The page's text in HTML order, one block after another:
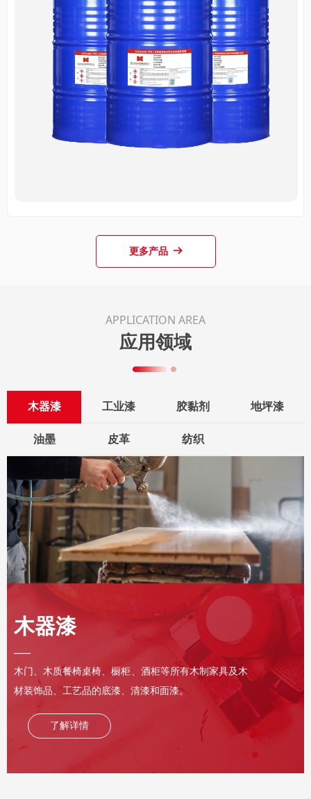
封闭型异氰酸酯固化剂
更多产品 뀠
木器漆 工业漆 胶黏剂 地坪漆
油墨 皮革 纺织
木器漆
—
木门、木质餐椅桌椅、橱柜、酒柜等所有木制家具及木
材装饰品、工艺品的底漆、清漆和面漆。
了解详情
APPLICATION AREA
应用领域